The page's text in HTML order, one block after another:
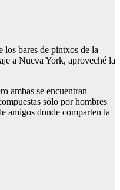
los bares de pintxos de la
a Nueva York, aproveché la
ambas se encuentran
sólo por hombres
amigos donde comparten la